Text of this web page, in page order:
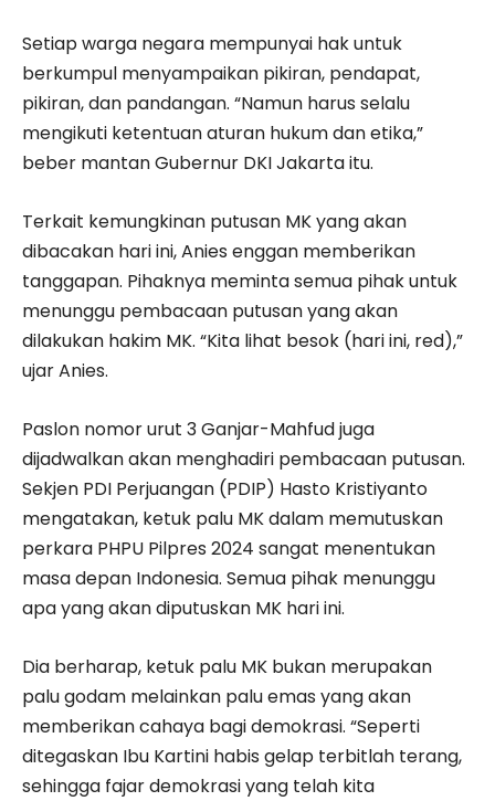
Setiap warga negara mempunyai hak untuk
berkumpul menyampaikan pikiran, pendapat,
pikiran, dan pandangan. “Namun harus selalu
mengikuti ketentuan aturan hukum dan etika,”
beber mantan Gubernur DKI Jakarta itu.
Terkait kemungkinan putusan MK yang akan
dibacakan hari ini, Anies enggan memberikan
tanggapan. Pihaknya meminta semua pihak untuk
menunggu pembacaan putusan yang akan
dilakukan hakim MK. “Kita lihat besok (hari ini, red),”
ujar Anies.
Paslon nomor urut 3 Ganjar-Mahfud juga
dijadwalkan akan menghadiri pembacaan putusan.
Sekjen PDI Perjuangan (PDIP) Hasto Kristiyanto
mengatakan, ketuk palu MK dalam memutuskan
perkara PHPU Pilpres 2024 sangat menentukan
masa depan Indonesia. Semua pihak menunggu
apa yang akan diputuskan MK hari ini.
Dia berharap, ketuk palu MK bukan merupakan
palu godam melainkan palu emas yang akan
memberikan cahaya bagi demokrasi. “Seperti
ditegaskan Ibu Kartini habis gelap terbitlah terang,
sehingga fajar demokrasi yang telah kita